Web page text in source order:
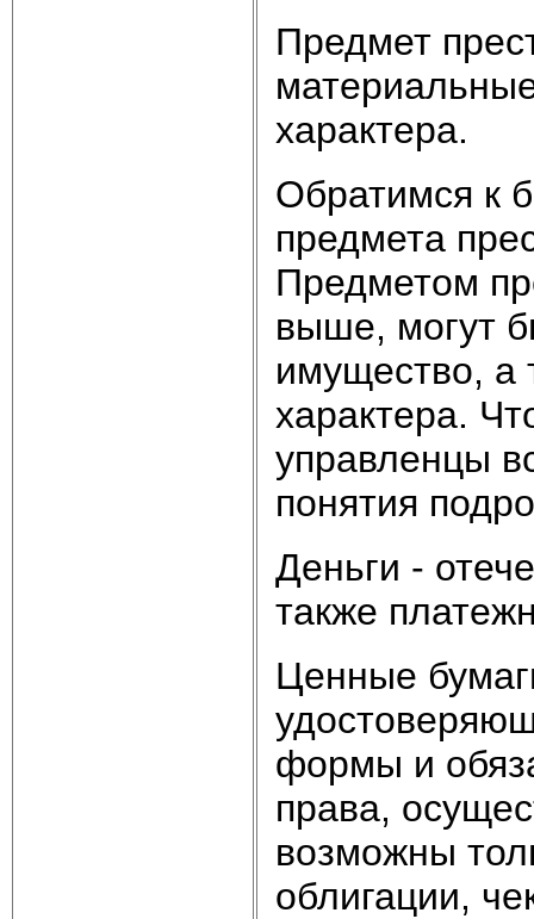
Предмет
характера.
Обратимся к
предмета
Предметом
выше, могут
имущество, а
характера.
управленцы
понятия
Деньги -
также
Ценные
формы и
права,
возможны
облигации,